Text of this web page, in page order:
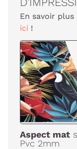
En savoir
ici !
Aspect mat
Pvc 2mm